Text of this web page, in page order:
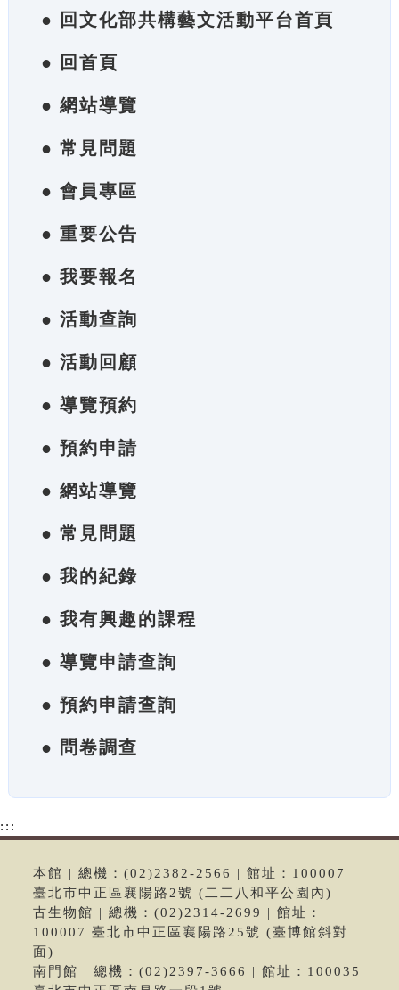
● 回文化部共構藝文活動平台首頁
● 回首頁
● 網站導覽
● 常見問題
● 會員專區
● 重要公告
● 我要報名
● 活動查詢
● 活動回顧
● 導覽預約
● 預約申請
● 網站導覽
● 常見問題
● 我的紀錄
● 我有興趣的課程
● 導覽申請查詢
● 預約申請查詢
● 問卷調查
:::
本館 | 總機：(02)2382-2566 | 館址：100007
臺北市中正區襄陽路2號 (二二八和平公園內)
古生物館 | 總機：(02)2314-2699 | 館址：
100007 臺北市中正區襄陽路25號 (臺博館斜對
面)
南門館 | 總機：(02)2397-3666 | 館址：100035